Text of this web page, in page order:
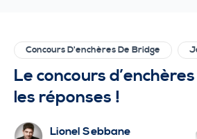
a
c
o
t
Concours D'enchères De Bridge
Le concours
les réponses !
Lionel Sebbane